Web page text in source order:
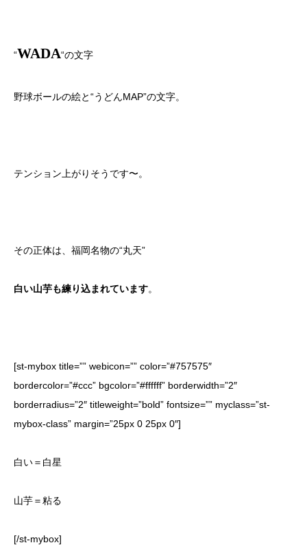
“WADA“の文字
野球ボールの絵と“うどんMAP”の文字。
テンション上がりそうです〜。
その正体は、福岡名物の“丸天”
白い山芋も練り込まれています。
[st-mybox title=”” webicon=”” color=”#757575″
bordercolor=”#ccc” bgcolor=”#ffffff” borderwidth=”2″
borderradius=”2″ titleweight=”bold” fontsize=”” myclass=”st-
mybox-class” margin=”25px 0 25px 0″]
白い＝白星
山芋＝粘る
[/st-mybox]